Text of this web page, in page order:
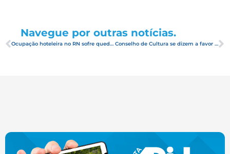
Navegue por outras notícias.
Ocupação hoteleira no RN sofre queda no mês de julho e preocupa setor Conselho de Cultura se dizem a favor da demolição do Reis Magos